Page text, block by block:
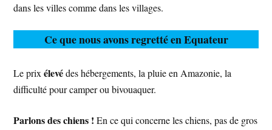
dans les villes comme dans les villages.
Ce que nous avons regretté en Equateur
Le prixélevédes hébergements, la pluie en Amazonie, la
difficulté pour camper ou bivouaquer.
Parlons des chiens ! En ce qui concerne les chiens, pas de gros